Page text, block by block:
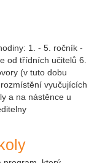
1. - 5. ročník -
od třídních učitelů 6.
(v tuto dobu
vyučujících
a na nástěnce u